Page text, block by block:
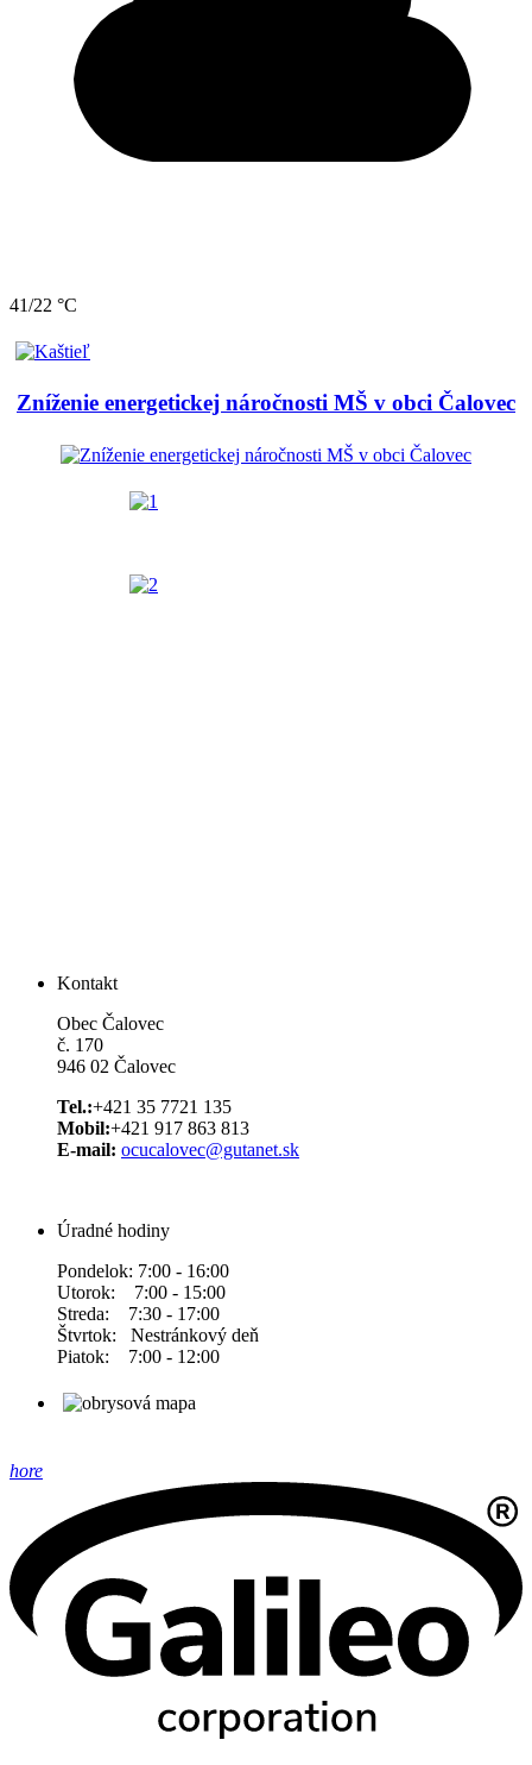
41/22 °C
Zníženie energetickej náročnosti MŠ v obci Čalovec
Kontakt
Obec Čalovec
č. 170
946 02 Čalovec
Tel.:+421 35 7721 135
Mobil:+421 917 863 813
E-mail: ocucalovec@gutanet.sk
Úradné hodiny
Pondelok: 7:00 - 16:00
Utorok: 7:00 - 15:00
Streda: 7:30 - 17:00
Štvrtok: Nestránkový deň
Piatok: 7:00 - 12:00
hore